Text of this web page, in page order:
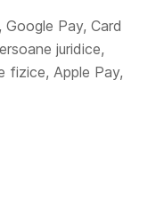
Google Pay, Card
juridice,
fizice, Apple Pay,